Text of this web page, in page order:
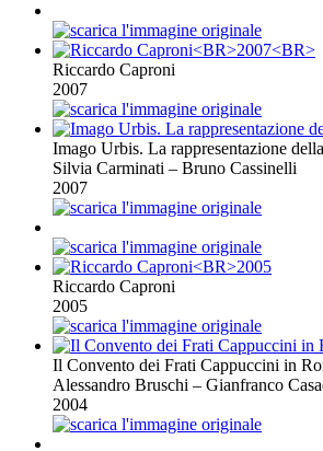
Riccardo Caproni
2007
Imago Urbis. La rappresentazione
Silvia Carminati – Bruno Cassinelli
2007
Riccardo Caproni
2005
Il Convento dei Frati Cappuccini in
Alessandro Bruschi – Gianfranco
2004